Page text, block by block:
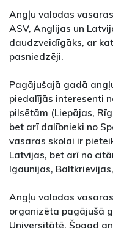
Angļu valodas
ASV, Anglijas un
daudzveidīgāks, ar
pasniedzēji.
Pagājušajā gadā
piedalījās interesenti
pilsētām (Liepājas,
bet arī dalībnieki no
vasaras skolai ir
Latvijas, bet arī no
Igaunijas,
Angļu valodas
organizēta pagājušā
Universitātē. Šogad